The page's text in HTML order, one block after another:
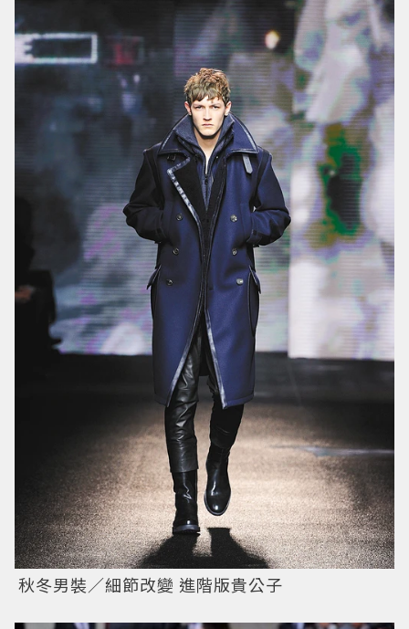
秋冬男裝／細節改變 進階版貴公子